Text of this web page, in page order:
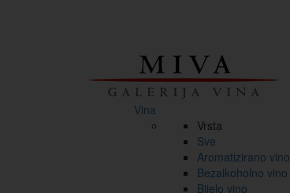
Vina
Vrsta
Sve
Aromatizirano vino
Bezalkoholno vino
Bijelo vino